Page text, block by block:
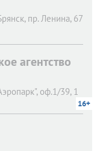
пр. Ленина, 67
агентство
оф.1/39, 1
16+